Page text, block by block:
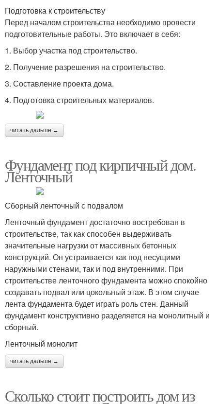
Подготовка к строительству
Перед началом строительства необходимо провести
подготовительные работы. Это включает в себя:
1. Выбор участка под строительство.
2. Получение разрешения на строительство.
3. Составление проекта дома.
4. Подготовка строительных материалов.
читать дальше →
Фундамент под кирпичный дом.
Ленточный
Сборный ленточный с подвалом
Ленточный фундамент достаточно востребован в
строительстве, так как способен выдерживать
значительные нагрузки от массивных бетонных
конструкций. Он устраивается как под несущими
наружными стенами, так и под внутренними. При
строительстве ленточного фундамента можно спокойно
создавать подвал или цокольный этаж. В этом случае
лента фундамента будет играть роль стен. Данный
фундамент конструктивно разделяется на монолитный и
сборный.
Ленточный монолит
читать дальше →
Сколько стоит построить дом из